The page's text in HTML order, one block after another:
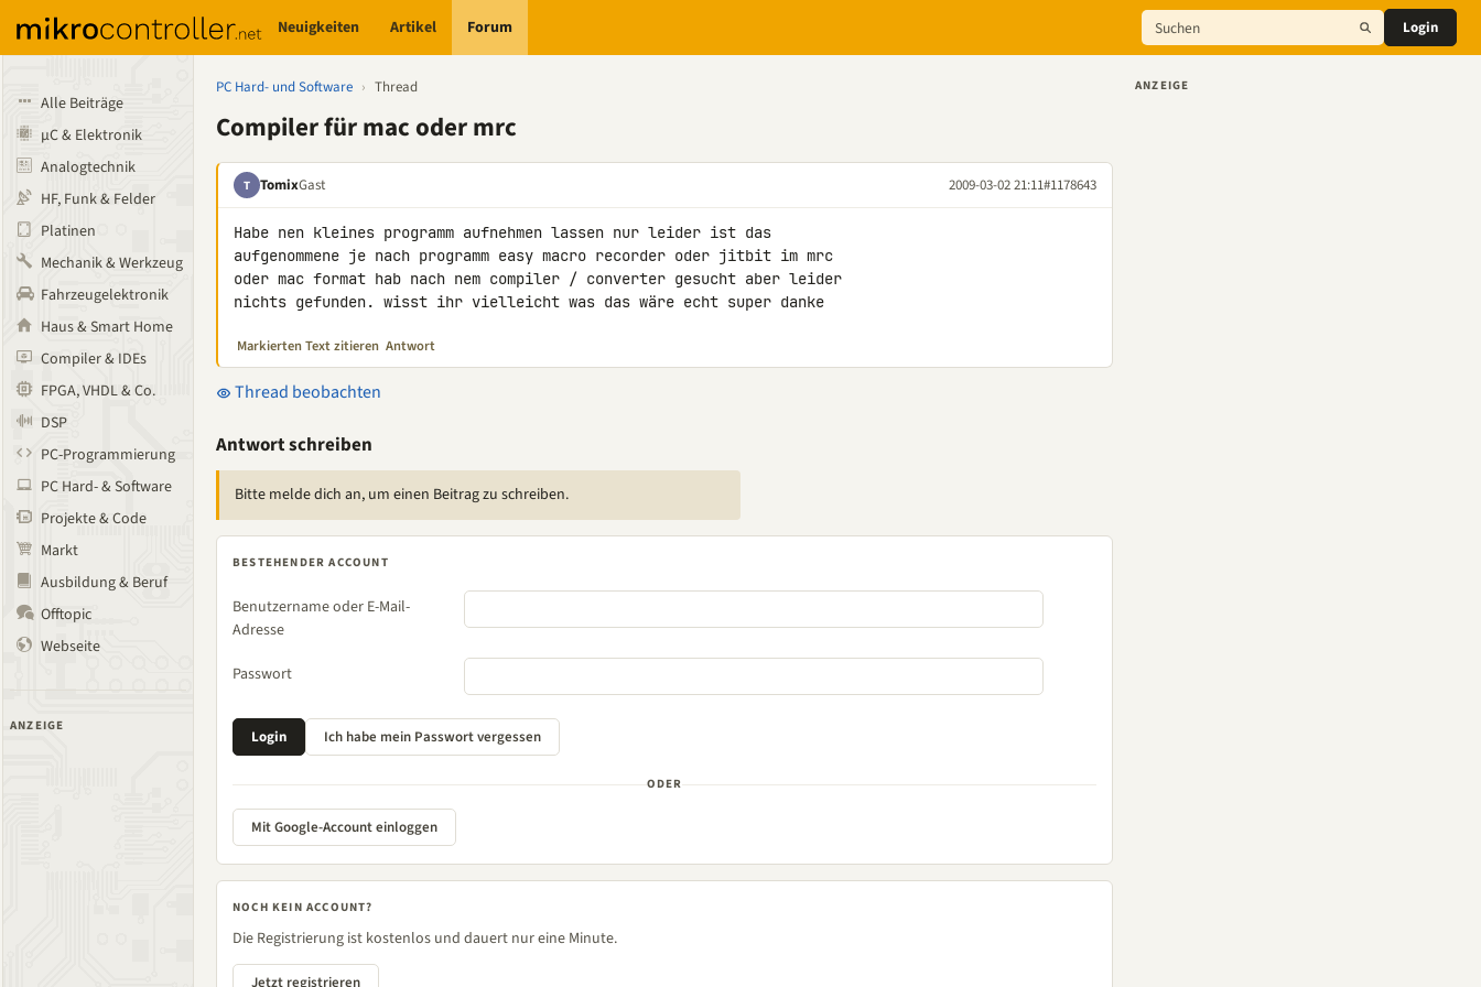
Neuigkeiten Artikel Forum Login
Alle Beiträge
µC & Elektronik
Analogtechnik
HF, Funk & Felder
Platinen
Mechanik & Werkzeug
Fahrzeugelektronik
Haus & Smart Home
Compiler & IDEs
FPGA, VHDL & Co.
DSP
PC-Programmierung
PC Hard- & Software
Projekte & Code
Markt
Ausbildung & Beruf
Offtopic
Webseite
ANZEIGE
PC Hard- und Software › Thread
Compiler für mac oder mrc
T TomixGast 2009-03-02 21:11#1178643
Habe nen kleines programm aufnehmen lassen nur leider ist das
aufgenommene je nach programm easy macro recorder oder jitbit im mrc
oder mac format hab nach nem compiler / converter gesucht aber leider
nichts gefunden. wisst ihr vielleicht was das wäre echt super danke
Markierten Text zitieren Antwort
Thread beobachten
Antwort schreiben
Bitte melde dich an, um einen Beitrag zu schreiben.
BESTEHENDER ACCOUNT
Benutzername oder E-Mail-
Adresse
Passwort
ODER
Mit Google-Account einloggen
NOCH KEIN ACCOUNT?
Die Registrierung ist kostenlos und dauert nur eine Minute.
Jetzt registrieren
ANZEIGE